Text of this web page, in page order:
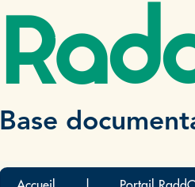
Base